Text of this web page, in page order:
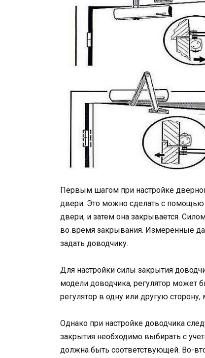
Первым шагом при настройке
двери. Это можно сделать с помощью
двери, и затем она закрывается.
во время закрывания. Измеренные
задать доводчику.
Для настройки силы закрытия
модели доводчика, регулятор может
регулятор в одну или другую
Однако при настройке доводчика
закрытия необходимо выбирать с
должна быть соответствующей. Во-